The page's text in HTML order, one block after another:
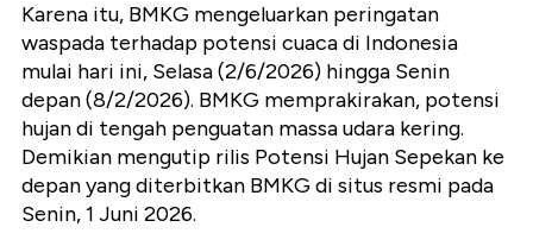
Karena itu, BMKG mengeluarkan peringatan
waspada terhadap potensi cuaca di Indonesia
mulai hari ini, Selasa (2/6/2026) hingga Senin
depan (8/2/2026). BMKG memprakirakan, potensi
hujan di tengah penguatan massa udara kering.
Demikian mengutip rilis Potensi Hujan Sepekan ke
depan yang diterbitkan BMKG di situs resmi pada
Senin, 1 Juni 2026.